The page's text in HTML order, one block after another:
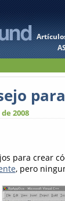
2008
para crear
, pero